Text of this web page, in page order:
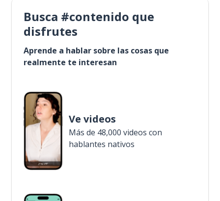
Busca #contenido que
disfrutes
Aprende a hablar sobre las cosas que
realmente te interesan
Ve videos
Más de 48,000 videos con
hablantes nativos